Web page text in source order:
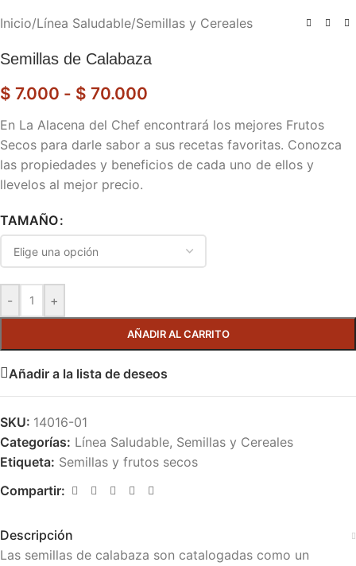
Inicio/Línea Saludable/Semillas y Cereales
Semillas de Calabaza
$ 7.000 - $ 70.000
En La Alacena del Chef encontrará los mejores Frutos
Secos para darle sabor a sus recetas favoritas. Conozca
las propiedades y beneficios de cada uno de ellos y
llevelos al mejor precio.
TAMAÑO
- +
AÑADIR AL CARRITO
Añadir a la lista de deseos
SKU: 14016-01
Categorías: Línea Saludable, Semillas y Cereales
Etiqueta: Semillas y frutos secos
Compartir:
Descripción
Las semillas de calabaza son catalogadas como un